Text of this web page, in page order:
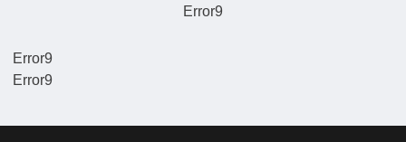
Error9
Error9
Error9